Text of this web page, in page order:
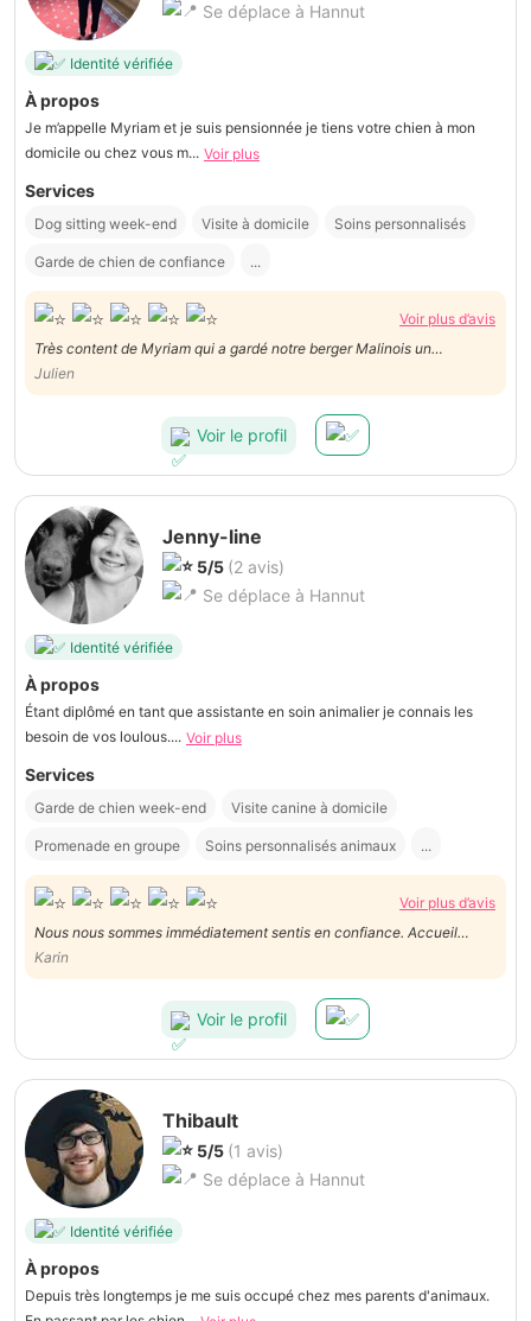
Se déplace à Hannut
Identité vérifiée
À propos
Je m’appelle Myriam et je suis pensionnée je tiens votre chien à mon
domicile ou chez vous m... Voir plus
Services
Dog sitting week-end Visite à domicile Soins personnalisés
Garde de chien de confiance ...
Voir plus d’avis
Très content de Myriam qui a gardé notre berger Malinois un
weekend. On a reçu des photos et vidéo régulièrement de notre chien
en train de jouer avec le sien.
Julien
Voir le profil
Jenny-line
5/5 (2 avis)
Se déplace à Hannut
Identité vérifiée
À propos
Étant diplômé en tant que assistante en soin animalier je connais les
besoin de vos loulous.... Voir plus
Services
Garde de chien week-end Visite canine à domicile
Promenade en groupe Soins personnalisés animaux ...
Voir plus d’avis
Nous nous sommes immédiatement sentis en confiance. Accueil
sympathique, jardin idéal pour les chiens (petite piscine prévue pour
grosse chaleur en cours ces jours là). Bref, notre Syrah pourtant
anxieuse et stressée n'a pas du tout semblé perturbée
Karin
Voir le profil
Thibault
5/5 (1 avis)
Se déplace à Hannut
Identité vérifiée
À propos
Depuis très longtemps je me suis occupé chez mes parents d'animaux.